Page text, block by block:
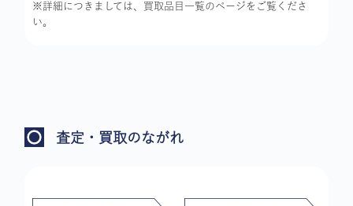
※詳細につきましては、買取品目一覧のページをご覧くださ
い。
査定・買取のながれ